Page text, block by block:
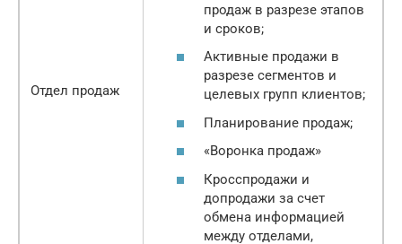
Отдел продаж
продаж в разрезе этапов
и сроков;
Активные продажи в
разрезе сегментов и
целевых групп клиентов;
Планирование продаж;
«Воронка продаж»
Кросспродажи и
допродажи за счет
обмена информацией
между отделами,